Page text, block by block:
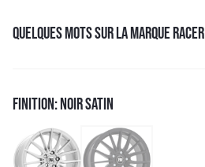
QUELQUES MOTS SUR LA MARQUE RACER
FINITION: NOIR SATIN